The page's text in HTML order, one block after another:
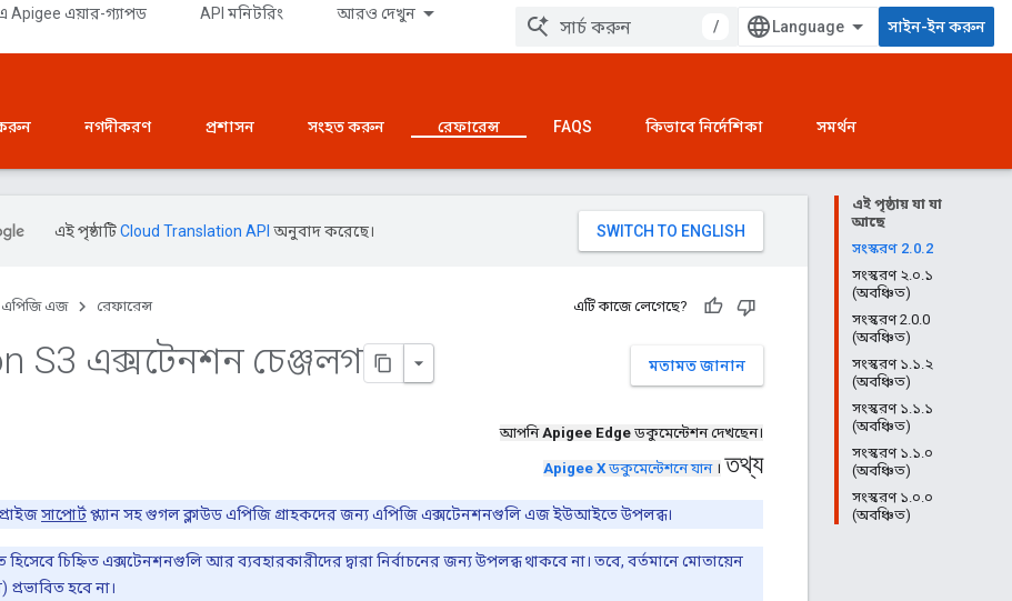
Apigee এয়ার-গ্যাপড API মনিটরিং আরও দেখুন
/ সাইন-ইন করুন
করুন নগদীকরণ প্রশাসন সংহত করুন রেফারেন্স FAQS কিভাবে নির্দেশিকা সমর্থন
এই পৃষ্ঠায় যা যা
আছে
সংস্করণ 2.0.2
সংস্করণ ২.০.১
(অবঞ্চিত)
সংস্করণ 2.0.0
(অবঞ্চিত)
সংস্করণ ১.১.২
(অবঞ্চিত)
সংস্করণ ১.১.১
(অবঞ্চিত)
সংস্করণ ১.১.০
(অবঞ্চিত)
সংস্করণ ১.০.০
(অবঞ্চিত)
এই পৃষ্ঠাটিCloud Translation API অনুবাদ করেছে।
এপিজি এজ রেফারেন্স এটি কাজে লেগেছে?
মতামত জানান
S3 এক্সটেনশন চেঞ্জলগ
আপনিApigee Edge ডকুমেন্টেশন দেখছেন।
Apigee X ডকুমেন্টেশনে যান। তথ্য
সাপোর্টপ্ল্যান সহ গুগল ক্লাউড এপিজি গ্রাহকদের জন্য এপিজি এক্সটেনশনগুলি এজ ইউআইতে উপলব্ধ।
চিহ্নিত এক্সটেনশনগুলি আর ব্যবহারকারীদের দ্বারা নির্বাচনের জন্য উপলব্ধ থাকবে না। তবে, বর্তমানে মোতায়েন
হবে না।